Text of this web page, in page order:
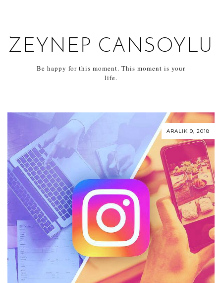
ZEYNEP CANSOYLU
Be happy for this moment. This moment is your
life.
ARALIK 9, 2018